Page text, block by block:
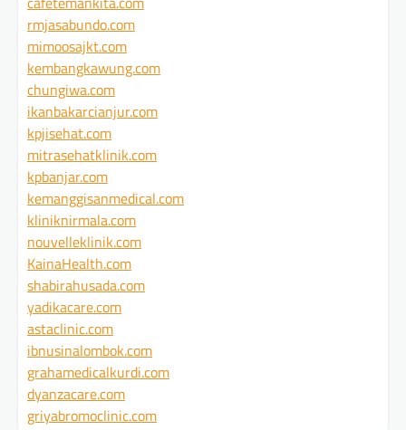
rmjasabundo.com
mimoosajkt.com
kembangkawung.com
chungiwa.com
ikanbakarcianjur.com
kpjisehat.com
mitrasehatklinik.com
kpbanjar.com
kemanggisanmedical.com
kliniknirmala.com
nouvelleklinik.com
KainaHealth.com
shabirahusada.com
yadikacare.com
astaclinic.com
ibnusinalombok.com
grahamedicalkurdi.com
dyanzacare.com
griyabromoclinic.com